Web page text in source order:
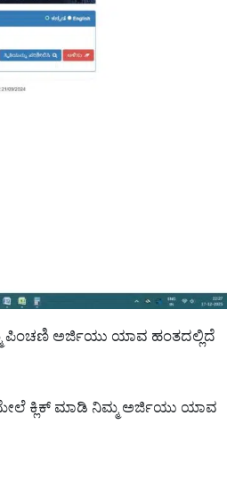
ಪಿಂಚಣಿ ಅರ್ಜಿಯು ಯಾವ ಹಂತದಲ್ಲಿದೆ
ಕ್ಲಿಕ್ ಮಾಡಿ ನಿಮ್ಮ ಅರ್ಜಿಯು ಯಾವ